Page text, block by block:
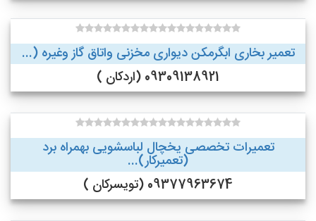
تعمیر بخاری ابگرمکن دیواری مخزنی واتاق گاز وغیره (...
09309138921 (اردکان )
تعمیرات تخصصی یخچال لباسشویی بهمراه برد
(تعمیرکار)...
09377963674 (تویسرکان )